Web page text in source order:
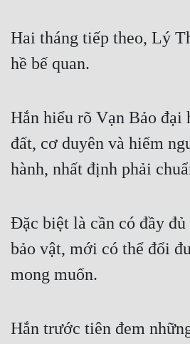
Xa Lộ Dịch
Cạnh Kỹ
Cổ Tiên Hiệp
Cổ Đại
Dã Sử
Hai tháng tiếp theo, Lý
hề bế quan.
Hắn hiểu rõ Vạn Bảo
đất, cơ duyên và hiểm
hành, nhất định phải
Đặc biệt là cần có đầy
bảo vật, mới có thể đổi
mong muốn.
Hắn trước tiên đem